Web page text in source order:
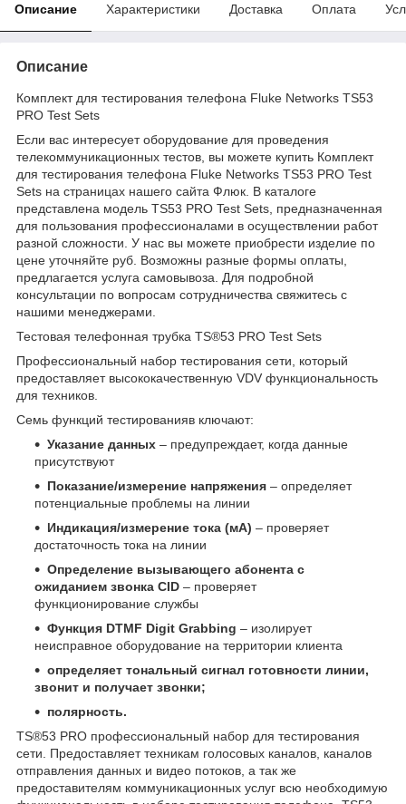
Описание Характеристики Доставка Оплата
Описание
Комплект для тестирования телефона Fluke Networks TS53
PRO Test Sets
Если вас интересует оборудование для проведения
телекоммуникационных тестов, вы можете купить Комплект
для тестирования телефона Fluke Networks TS53 PRO Test
Sets на страницах нашего сайта Флюк. В каталоге
представлена модель TS53 PRO Test Sets, предназначенная
для пользования профессионалами в осуществлении работ
разной сложности. У нас вы можете приобрести изделие по
цене уточняйте руб. Возможны разные формы оплаты,
предлагается услуга самовывоза. Для подробной
консультации по вопросам сотрудничества свяжитесь с
нашими менеджерами.
Тестовая телефонная трубка TS®53 PRO Test Sets
Профессиональный набор тестирования сети, который
предоставляет высококачественную VDV функциональность
для техников.
Семь функций тестированияв ключают:
Указание данных – предупреждает, когда данные
присутствуют
Показание/измерение напряжения – определяет
потенциальные проблемы на линии
Индикация/измерение тока (мА) – проверяет
достаточность тока на линии
Определение вызывающего абонента с
ожиданием звонка CID – проверяет
функционирование службы
Функция DTMF Digit Grabbing – изолирует
неисправное оборудование на территории клиента
определяет тональный сигнал готовности линии,
звонит и получает звонки;
полярность.
TS®53 PRO профессиональный набор для тестирования
сети. Предоставляет техникам голосовых каналов, каналов
отправления данных и видео потоков, а так же
предоставителям коммуникационных услуг всю необходимую